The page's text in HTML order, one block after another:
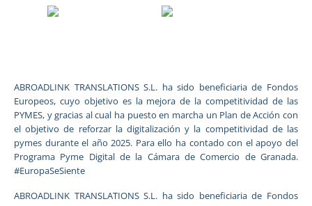
ABROADLINK TRANSLATIONS S.L. ha sido beneficiaria de Fondos
Europeos, cuyo objetivo es la mejora de la competitividad de las
PYMES, y gracias al cual ha puesto en marcha un Plan de Acción con
el objetivo de reforzar la digitalización y la competitividad de las
pymes durante el año 2025. Para ello ha contado con el apoyo del
Programa Pyme Digital de la Cámara de Comercio de Granada.
#EuropaSeSiente
ABROADLINK TRANSLATIONS S.L. ha sido beneficiaria de Fondos